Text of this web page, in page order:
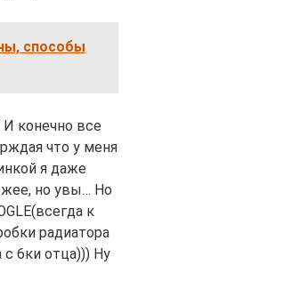
способы
конечно все
что у меня
я даже
но увы… Но
к
радиатора
с 6ки отца))) Ну